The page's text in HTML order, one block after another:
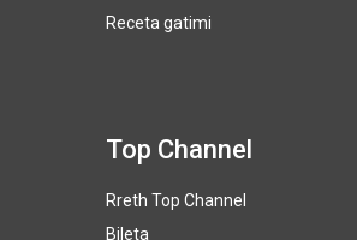
Receta gatimi
Top Channel
Rreth Top Channel
Bileta